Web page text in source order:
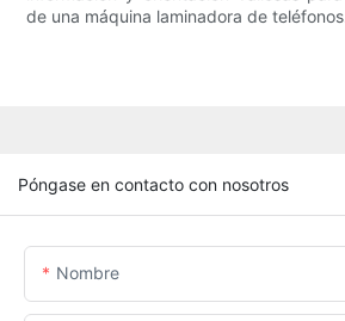
de una máquina laminadora de
Póngase en contacto con nosotros
Nombre